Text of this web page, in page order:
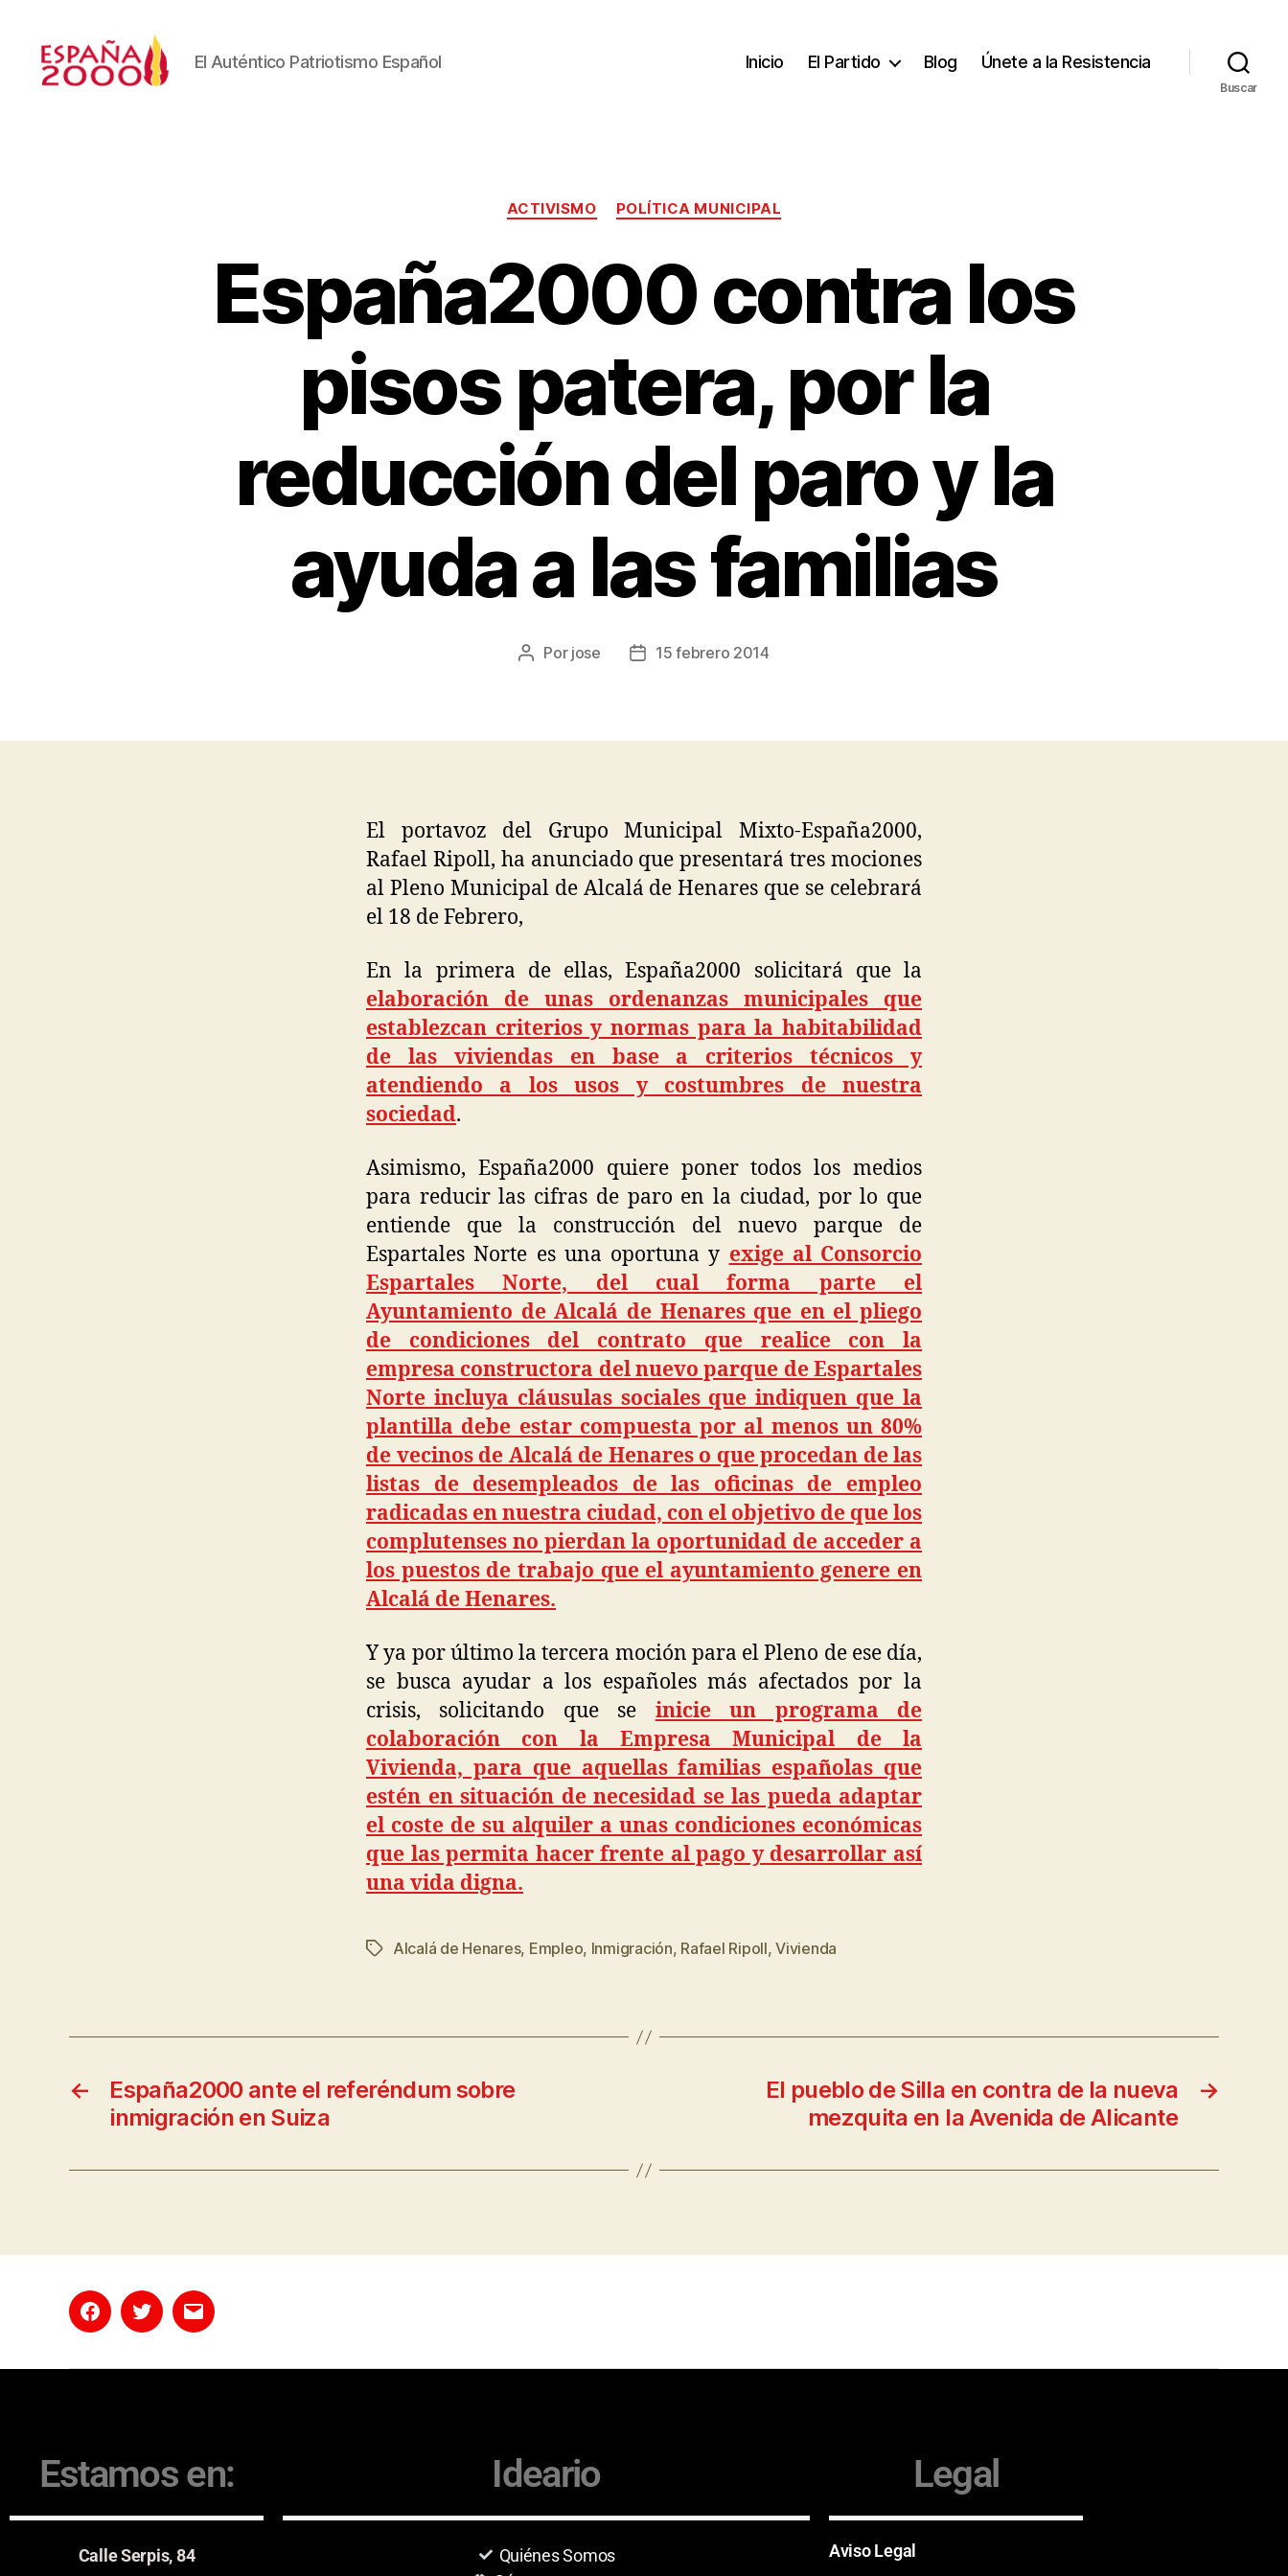
El Auténtico Patriotismo Español Inicio El Partido Blog Únete a la Resistencia
Buscar
ACTIVISMO POLÍTICA MUNICIPAL
España2000 contra los
pisos patera, por la
reducción del paro y la
ayuda a las familias
Por jose 15 febrero 2014
El portavoz del Grupo Municipal Mixto-España2000,
Rafael Ripoll, ha anunciado que presentará tres mociones
al Pleno Municipal de Alcalá de Henares que se celebrará
el 18 de Febrero,
En la primera de ellas, España2000 solicitará que la
elaboración de unas ordenanzas municipales que
establezcan criterios y normas para la habitabilidad
de las viviendas en base a criterios técnicos y
atendiendo a los usos y costumbres de nuestra
sociedad.
Asimismo, España2000 quiere poner todos los medios
para reducir las cifras de paro en la ciudad, por lo que
entiende que la construcción del nuevo parque de
Espartales Norte es una oportuna y exige al Consorcio
Espartales Norte, del cual forma parte el
Ayuntamiento de Alcalá de Henares que en el pliego
de condiciones del contrato que realice con la
empresa constructora del nuevo parque de Espartales
Norte incluya cláusulas sociales que indiquen que la
plantilla debe estar compuesta por al menos un 80%
de vecinos de Alcalá de Henares o que procedan de las
listas de desempleados de las oficinas de empleo
radicadas en nuestra ciudad, con el objetivo de que los
complutenses no pierdan la oportunidad de acceder a
los puestos de trabajo que el ayuntamiento genere en
Alcalá de Henares.
Y ya por último la tercera moción para el Pleno de ese día,
se busca ayudar a los españoles más afectados por la
crisis, solicitando que se
inicie un programa de
colaboración con la Empresa Municipal de la
Vivienda, para que aquellas familias españolas que
estén en situación de necesidad se las pueda adaptar
el coste de su alquiler a unas condiciones económicas
que las permita hacer frente al pago y desarrollar así
una vida digna.
Alcalá de Henares, Empleo, Inmigración, Rafael Ripoll,Vivienda
←
España2000 ante el referéndum sobre
inmigración en Suiza
→
El pueblo de Silla en contra de la nueva
mezquita en la Avenida de Alicante
Estamos en:
Calle Serpis, 84
Ideario
Quiénes Somos
Legal
Aviso Legal